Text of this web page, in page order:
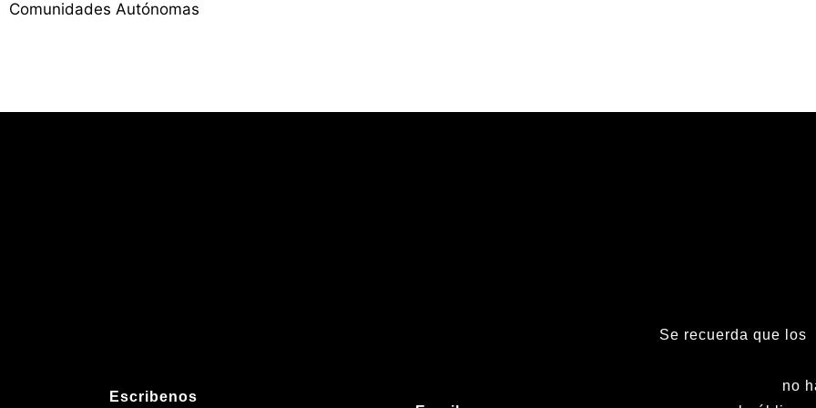
Comunidades Autónomas
Escribenos
Se recuerda que los
no